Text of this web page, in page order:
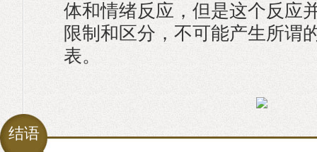
体和情绪反应，但是这个反应
限制和区分，不可能产生所谓
表。
结语